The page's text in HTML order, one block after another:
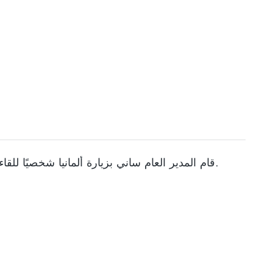
قام المدير العام ساني بزيارة ألمانيا شخصيًا للقاء العملاء الرئيسيين واستكشاف فرص جديدة للتعاون في معالجة المعادن.